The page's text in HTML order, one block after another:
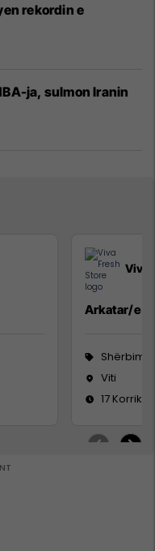
rekordin e
ja, sulmon Iranin
Viva
Arkatar/e
Viti
17 Korrik